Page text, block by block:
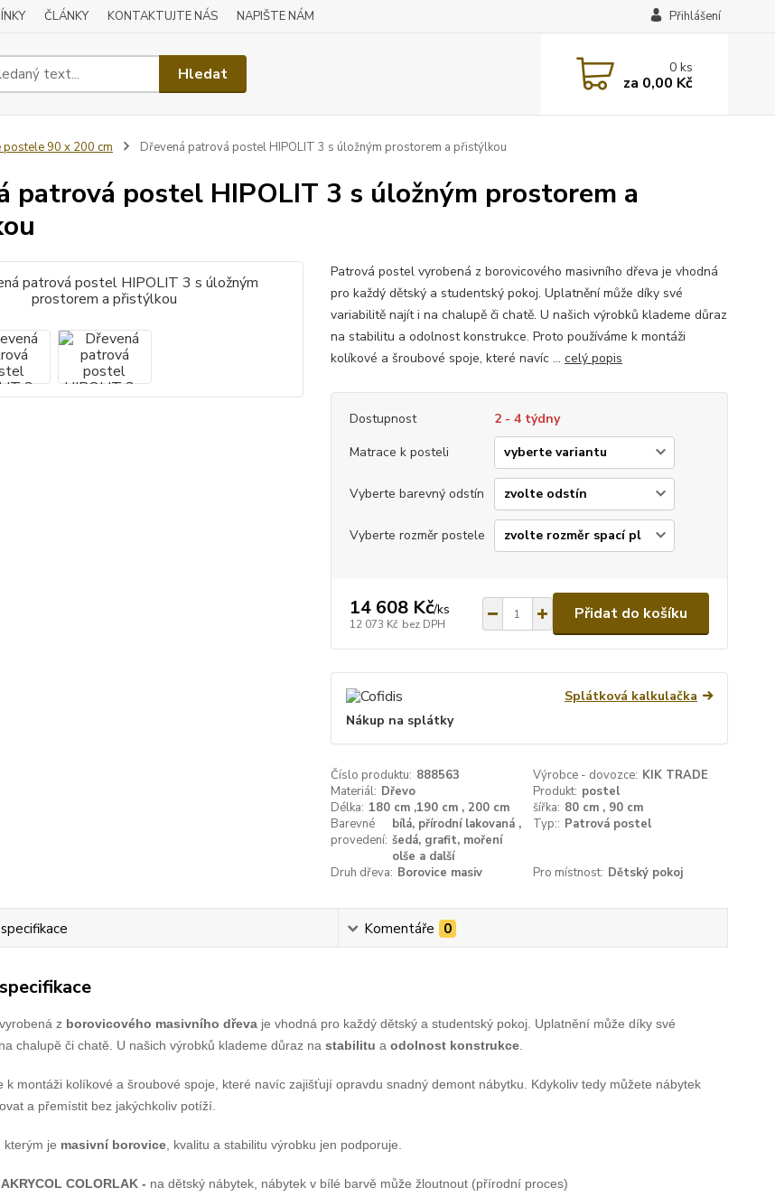
ČLÁNKY KONTAKTUJTE NÁS NAPIŠTE NÁM Přihlášení
Hledat 0ks
za 0,00 Kč
postele 90 x 200 cm Dřevená patrová postel HIPOLIT 3 s úložným prostorem a přistýlkou
patrová postel HIPOLIT 3 s úložným prostorem a
Patrová postel vyrobená z borovicového masivního dřeva je vhodná
pro každý dětský a studentský pokoj. Uplatnění může díky své
variabilitě najít i na chalupě či chatě. U našich výrobků klademe důraz
na stabilitu a odolnost konstrukce. Proto používáme k montáži
kolíkové a šroubové spoje, které navíc ... celý popis
Dostupnost
2 - 4 týdny
Matrace k posteli
Vyberte barevný odstín
Vyberte rozměr postele
14 608 Kč/ks
12 073 Kč bez DPH
Přidat do košíku
Splátková kalkulačka
Nákup na splátky
Číslo produktu: 888563 Výrobce - dovozce: KIK TRADE
Materiál: Dřevo Produkt: postel
Délka: 180 cm ,190 cm , 200 cm šířka: 80 cm , 90 cm
Barevné
provedení:
bílá, přírodní lakovaná ,
šedá, grafit, moření
olše a další
Typ:: Patrová postel
Druh dřeva: Borovice masiv Pro místnost: Dětský pokoj
Komentáře 0
vyrobená z borovicového masivního dřevaje vhodná pro každý dětský a studentský pokoj. Uplatnění může díky své
chalupě či chatě. U našich výrobků klademe důraz na stabilitu a odolnost konstrukce.
k montáži kolíkové a šroubové spoje, které navíc zajišťují opravdu snadný demont nábytku. Kdykoliv tedy můžete nábytek
a přemístit bez jakýchkoliv potíží.
kterým je masivní borovice, kvalitu a stabilitu výrobku jen podporuje.
COLORLAK - na dětský nábytek, nábytek v bílé barvě může žloutnout (přírodní proces)